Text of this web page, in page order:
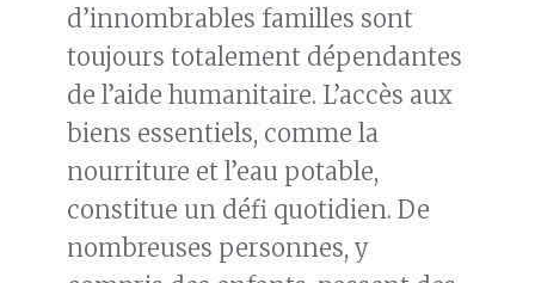
d’innombrables familles sont
toujours totalement dépendantes
de l’aide humanitaire. L’accès aux
biens essentiels, comme la
nourriture et l’eau potable,
constitue un défi quotidien. De
nombreuses personnes, y